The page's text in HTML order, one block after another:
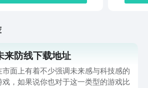
来防线下载地址
市面上有着不少强调未来感与科技感的
戏，如果说你也对于这一类型的游戏比